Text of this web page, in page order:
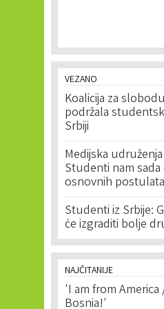
VEZANO
Koalicija za
podržala
Srbiji
Medijska
Studenti nam sada
osnovnih
Studenti iz Srbije:
će izgraditi bolje
NAJČITANIJE
'I am from
Bosnia!'